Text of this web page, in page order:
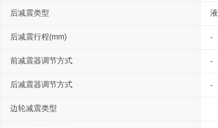
后减震类型
后减震行程(mm) -
前减震器调节方式 -
后减震器调节方式 -
边轮减震类型